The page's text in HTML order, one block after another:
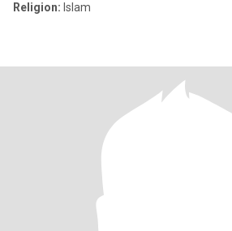
Religion: Islam